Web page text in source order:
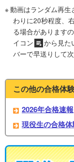
動画はランダム再生
わりに20秒程度、
る場合があります
イコン
から見た
バーで早送りして
この他の合格体
2026年合格速報
現役生の合格